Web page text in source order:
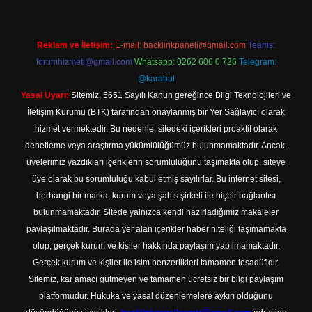
Reklam ve İletişim: E-mail: backlinkpaneli@gmail.com Teams:
forumhizmeti@gmail.com Whatsapp: 0262 606 0 726 Telegram:
@karabul
Yasal Uyarı: Sitemiz, 5651 Sayılı Kanun gereğince Bilgi Teknolojileri ve
İletişim Kurumu (BTK) tarafından onaylanmış bir Yer Sağlayıcı olarak
hizmet vermektedir. Bu nedenle, sitedeki içerikleri proaktif olarak
denetleme veya araştırma yükümlülüğümüz bulunmamaktadır. Ancak,
üyelerimiz yazdıkları içeriklerin sorumluluğunu taşımakta olup, siteye
üye olarak bu sorumluluğu kabul etmiş sayılırlar. Bu internet sitesi,
herhangi bir marka, kurum veya şahıs şirketi ile hiçbir bağlantısı
bulunmamaktadır. Sitede yalnızca kendi hazırladığımız makaleler
paylaşılmaktadır. Burada yer alan içerikler haber niteliği taşımamakta
olup, gerçek kurum ve kişiler hakkında paylaşım yapılmamaktadır.
Gerçek kurum ve kişiler ile isim benzerlikleri tamamen tesadüfidir.
Sitemiz, kar amacı gütmeyen ve tamamen ücretsiz bir bilgi paylaşım
platformudur. Hukuka ve yasal düzenlemelere aykırı olduğunu